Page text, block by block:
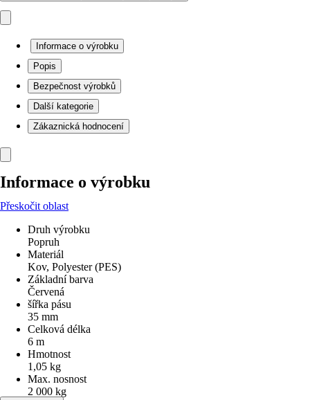
Informace o výrobku
Popis
Bezpečnost výrobků
Další kategorie
Zákaznická hodnocení
Informace o výrobku
Přeskočit oblast
Druh výrobku
Popruh
Materiál
Kov, Polyester (PES)
Základní barva
Červená
šířka pásu
35 mm
Celková délka
6 m
Hmotnost
1,05 kg
Max. nosnost
2 000 kg